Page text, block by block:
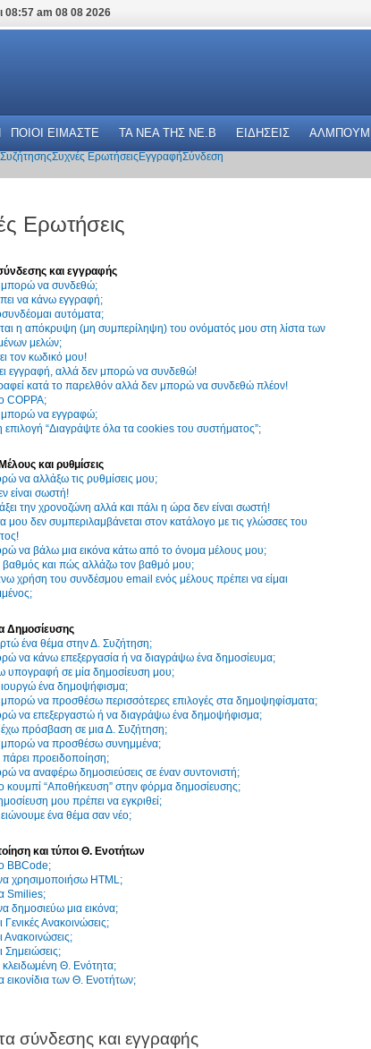
08:57 am 08 08 2026
ΠΟΙΟΙ ΕΙΜΑΣΤΕ ΤΑ ΝΕΑ THΣ NE.B ΕΙΔΗΣΕΙΣ ΑΛΜΠΟΥΜ
Συχνές Ερωτήσεις ΕγγραφήΣύνδεση
Ερωτήσεις
και εγγραφής
μπορώ να συνδεθώ;
να κάνω εγγραφή;
αυτόματα;
η απόκρυψη (μη συμπερίληψη) του ονόματός μου στη λίστα των
μελών;
τον κωδικό μου!
εγγραφή, αλλά δεν μπορώ να συνδεθώ!
κατά το παρελθόν αλλά δεν μπορώ να συνδεθώ πλέον!
COPPA;
μπορώ να εγγραφώ;
επιλογή “Διαγράψτε όλα τα cookies του συστήματος”;
και ρυθμίσεις
να αλλάξω τις ρυθμίσεις μου;
είναι σωστή!
την χρονοζώνη αλλά και πάλι η ώρα δεν είναι σωστή!
μου δεν συμπεριλαμβάνεται στον κατάλογο με τις γλώσσες του
να βάλω μια εικόνα κάτω από το όνομα μέλους μου;
ο βαθμός και πώς αλλάζω τον βαθμό μου;
χρήση του συνδέσμου email ενός μέλους πρέπει να είμαι
Δημοσίευσης
ένα θέμα στην Δ. Συζήτηση;
να κάνω επεξεργασία ή να διαγράψω ένα δημοσίευμα;
υπογραφή σε μία δημοσίευση μου;
ένα δημοψήφισμα;
μπορώ να προσθέσω περισσότερες επιλογές στα δημοψηφίσματα;
να επεξεργαστώ ή να διαγράψω ένα δημοψήφισμα;
έχω πρόσβαση σε μια Δ. Συζήτηση;
μπορώ να προσθέσω συνημμένα;
πάρει προειδοποίηση;
να αναφέρω δημοσιεύσεις σε έναν συντονιστή;
κουμπί “Αποθήκευση” στην φόρμα δημοσίευσης;
μου πρέπει να εγκριθεί;
ένα θέμα σαν νέο;
και τύποι Θ. Ενοτήτων
BBCode;
χρησιμοποιήσω HTML;
Smilies;
δημοσιεύω μια εικόνα;
Γενικές Ανακοινώσεις;
Ανακοινώσεις;
Σημειώσεις;
κλειδωμένη Θ. Ενότητα;
εικονίδια των Θ. Ενοτήτων;
σύνδεσης και εγγραφής